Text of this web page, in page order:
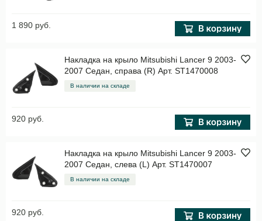
1 890 руб.
Накладка на крыло Mitsubishi Lancer 9 2003-
2007 Седан, справа (R) Арт. ST1470008
В наличии на складе
920 руб.
Накладка на крыло Mitsubishi Lancer 9 2003-
2007 Седан, слева (L) Арт. ST1470007
В наличии на складе
920 руб.